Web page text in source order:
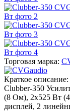
Торговая марка:
Краткое описание:
Clubber-350
(8 Ом), 2х525 Вт
дисплей, 2